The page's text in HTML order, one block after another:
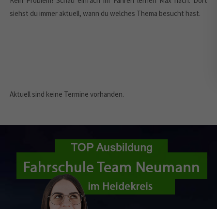
siehst du immer aktuell, wann du welches Thema besucht hast.
Aktuell sind keine Termine vorhanden.